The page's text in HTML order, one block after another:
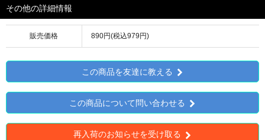
その他の詳細情報
販売価格 890円(税込979円)
この商品を友達に教える
この商品について問い合わせる
再入荷のお知らせを受け取る